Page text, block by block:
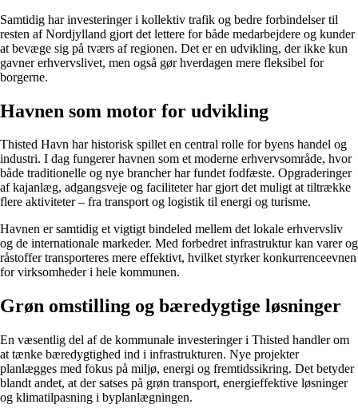
Samtidig har investeringer i kollektiv trafik og bedre forbindelser til
resten af Nordjylland gjort det lettere for både medarbejdere og kunder
at bevæge sig på tværs af regionen. Det er en udvikling, der ikke kun
gavner erhvervslivet, men også gør hverdagen mere fleksibel for
borgerne.
Havnen som motor for udvikling
Thisted Havn har historisk spillet en central rolle for byens handel og
industri. I dag fungerer havnen som et moderne erhvervsområde, hvor
både traditionelle og nye brancher har fundet fodfæste. Opgraderinger
af kajanlæg, adgangsveje og faciliteter har gjort det muligt at tiltrække
flere aktiviteter – fra transport og logistik til energi og turisme.
Havnen er samtidig et vigtigt bindeled mellem det lokale erhvervsliv
og de internationale markeder. Med forbedret infrastruktur kan varer og
råstoffer transporteres mere effektivt, hvilket styrker konkurrenceevnen
for virksomheder i hele kommunen.
Grøn omstilling og bæredygtige løsninger
En væsentlig del af de kommunale investeringer i Thisted handler om
at tænke bæredygtighed ind i infrastrukturen. Nye projekter
planlægges med fokus på miljø, energi og fremtidssikring. Det betyder
blandt andet, at der satses på grøn transport, energieffektive løsninger
og klimatilpasning i byplanlægningen.